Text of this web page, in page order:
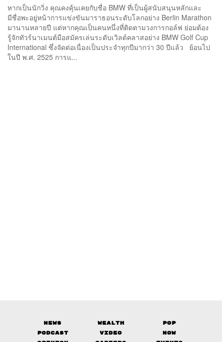
หากเป็นนักวิ่ง คุณคงคุ้นเคยกับชื่อ BMW ที่เป็นผู้สนับสนุนหลักและ
มีชื่อพะอยู่หน้าการแข่งขันมาราธอนระดับโลกอย่าง Berlin Marathon
มานานหลายปี แต่หากคุณเป็นคนหนึ่งที่ติดตามวงการกอล์ฟ ย่อมต้อง
รู้จักทัวร์นาเมนต์มือสมัครเล่นระดับเวิลด์คลาสอย่าง BMW Golf Cup
International ซึ่งจัดต่อเนื่องเป็นประจำทุกปีมากว่า 30 ปีแล้ว ย้อนไป
ในปี พ.ศ. 2525 การแ...
News Wealth
Pop
Podcast
Video
Now